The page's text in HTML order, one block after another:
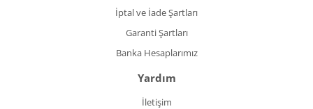
İptal ve İade Şartları
Garanti Şartları
Banka Hesaplarımız
Yardım
İletişim